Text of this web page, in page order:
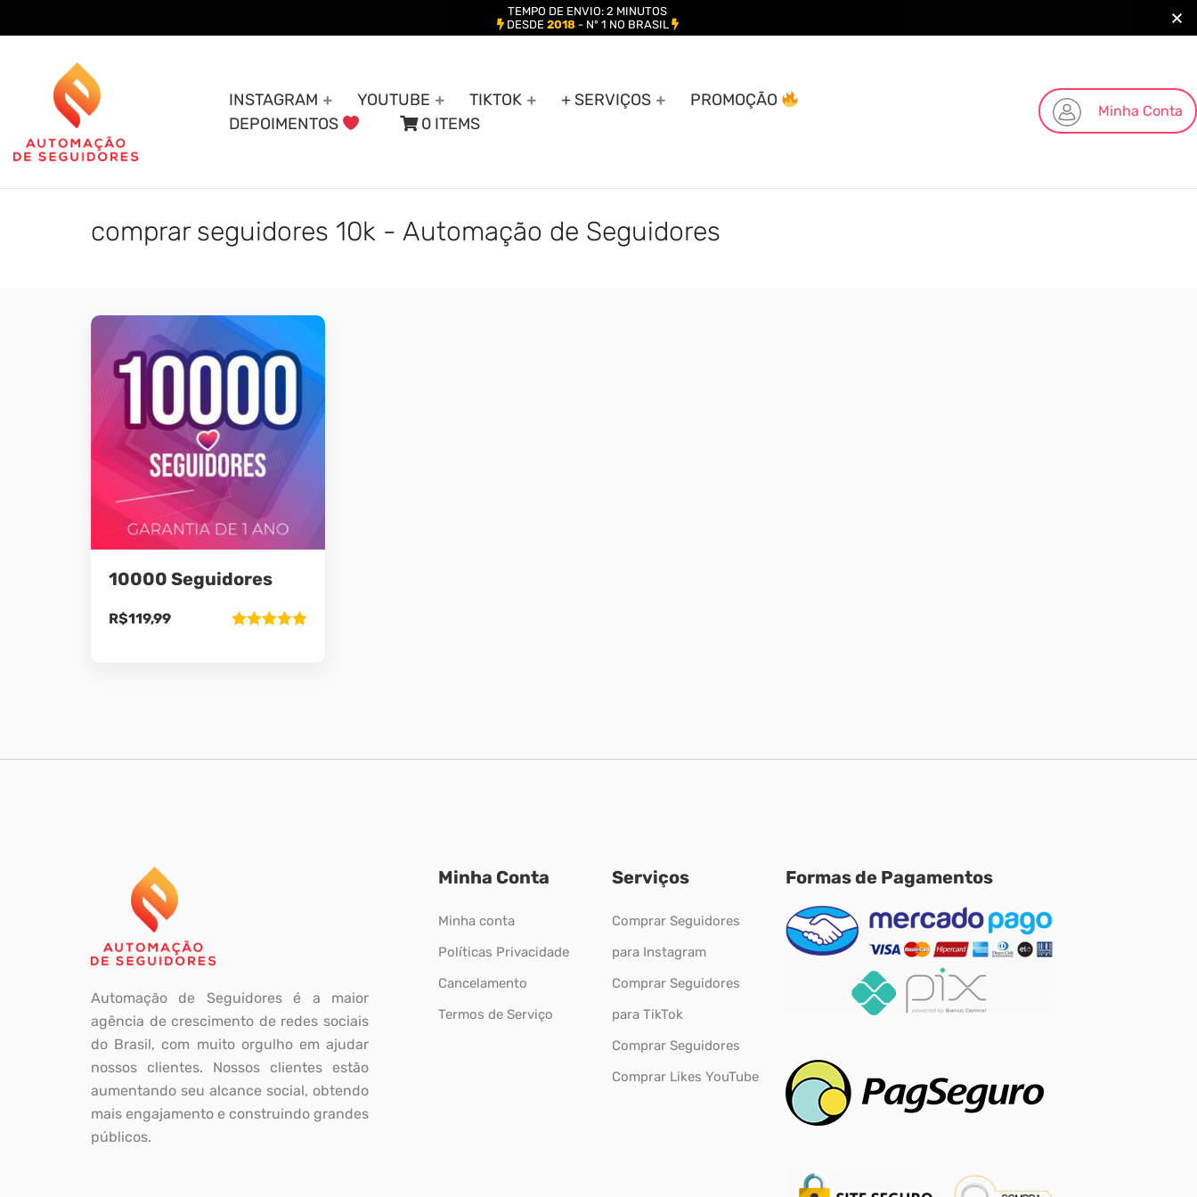
INSTAGRAM YOUTUBE TIKTOK + SERVIÇOS
PROMOÇÃO
DEPOIMENTOS
0 ITEMS
Minha Conta
comprar seguidores 10k - Automação de Seguidores
10000 Seguidores
R$119,99
Automação de Seguidores é a maior
agência de crescimento de redes sociais
do Brasil, com muito orgulho em ajudar
nossos clientes. Nossos clientes estão
aumentando seu alcance social, obtendo
mais engajamento e construindo grandes
públicos.
Minha Conta
Minha conta
Políticas Privacidade
Cancelamento
Termos de Serviço
Serviços
Comprar Seguidores
para Instagram
Comprar Seguidores
para TikTok
Comprar Seguidores
Comprar Likes YouTube
Formas de Pagamentos
TEMPO DE ENVIO: 2 MINUTOS
DESDE 2018- Nº 1 NO BRASIL